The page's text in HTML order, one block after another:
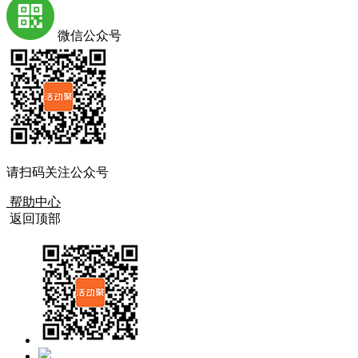
微信公众号
请扫码关注公众号
帮助中心
返回顶部